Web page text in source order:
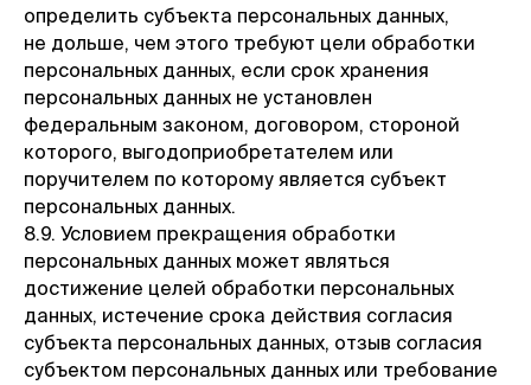
определить субъекта персональных данных,
не дольше, чем этого требуют цели обработки
персональных данных, если срок хранения
персональных данных не установлен
федеральным законом, договором, стороной
которого, выгодоприобретателем или
поручителем по которому является субъект
персональных данных.
8.9. Условием прекращения обработки
персональных данных может являться
достижение целей обработки персональных
данных, истечение срока действия согласия
субъекта персональных данных, отзыв согласия
субъектом персональных данных или требование